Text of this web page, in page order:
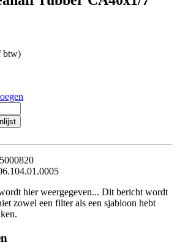
btw)
hier weergegeven... Dit bericht wordt
zowel een filter als een sjabloon hebt